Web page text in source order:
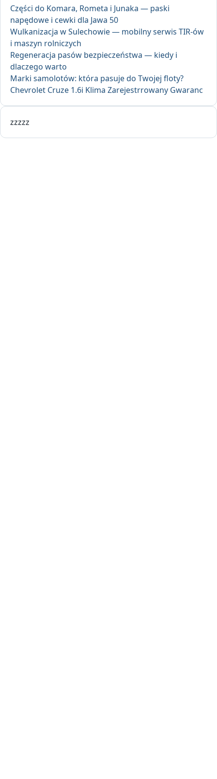
Części do Komara, Rometa i Junaka — paski
napędowe i cewki dla Jawa 50
Wulkanizacja w Sulechowie — mobilny serwis TIR-ów
i maszyn rolniczych
Regeneracja pasów bezpieczeństwa — kiedy i
dlaczego warto
Marki samolotów: która pasuje do Twojej floty?
Chevrolet Cruze 1.6i Klima Zarejestrrowany Gwaranc
zzzzz